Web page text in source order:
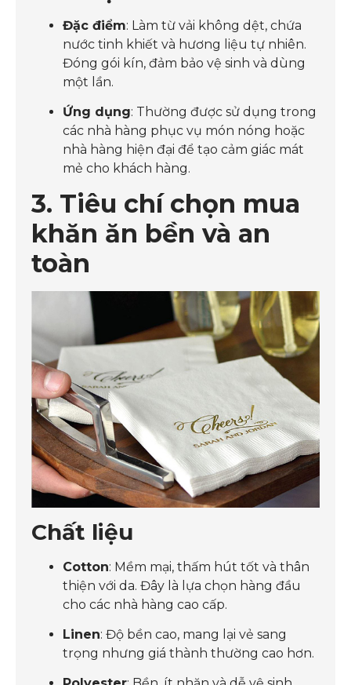
Đặc điểm: Làm từ vải không dệt, chứa
nước tinh khiết và hương liệu tự nhiên.
Đóng gói kín, đảm bảo vệ sinh và dùng
một lần.
Ứng dụng: Thường được sử dụng trong
các nhà hàng phục vụ món nóng hoặc
nhà hàng hiện đại để tạo cảm giác mát
mẻ cho khách hàng.
3. Tiêu chí chọn mua
khăn ăn bền và an
toàn
Chất liệu
Cotton: Mềm mại, thấm hút tốt và thân
thiện với da. Đây là lựa chọn hàng đầu
cho các nhà hàng cao cấp.
Linen: Độ bền cao, mang lại vẻ sang
trọng nhưng giá thành thường cao hơn.